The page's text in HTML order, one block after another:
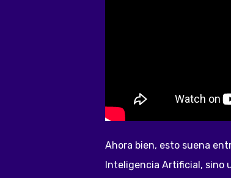
Ahora bien, esto suena
Inteligencia Artificial, sino